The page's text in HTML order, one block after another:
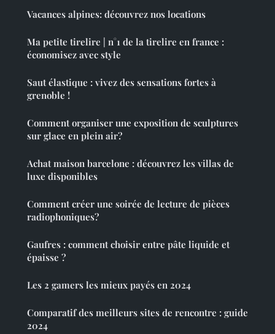
Vacances alpines: découvrez nos locations
Ma petite tirelire | n°1 de la tirelire en france :
économisez avec style
Saut élastique : vivez des sensations fortes à
grenoble !
Comment organiser une exposition de sculptures
sur glace en plein air?
Achat maison barcelone : découvrez les villas de
luxe disponibles
Comment créer une soirée de lecture de pièces
radiophoniques?
Gaufres : comment choisir entre pâte liquide et
épaisse ?
Les 2 gamers les mieux payés en 2024
Comparatif des meilleurs sites de rencontre : guide
2024